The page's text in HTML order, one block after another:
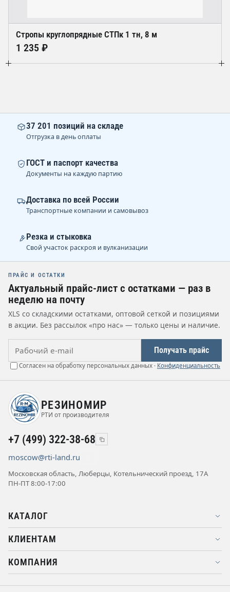
Стропы круглопрядные СТПк 1 тн, 8 м
1 235 ₽
37 201 позиций на складе
Отгрузка в день оплаты
ГОСТ и паспорт качества
Документы на каждую партию
Доставка по всей России
Транспортные компании и самовывоз
Резка и стыковка
Свой участок раскроя и вулканизации
ПРАЙС И ОСТАТКИ
Актуальный прайс-лист с остатками — раз в
неделю на почту
XLS со складскими остатками, оптовой сеткой и позициями
в акции. Без рассылок «про нас» — только цены и наличие.
Получать прайс
Согласен на обработку персональных данных · Конфиденциальность
РЕЗИНОМИР
РТИ от производителя
+7 (499) 322-38-68
moscow@rti-land.ru
Московская область, Люберцы, Котельнический проезд, 17А
ПН-ПТ 8:00-17:00
КАТАЛОГ
КЛИЕНТАМ
КОМПАНИЯ